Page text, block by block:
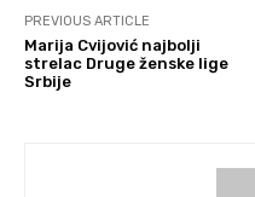
PREVIOUS ARTICLE
Marija Cvijović najbolji
strelac Druge ženske lige
Srbije